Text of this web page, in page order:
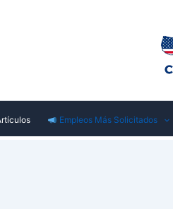
Empleos Más Solicitados